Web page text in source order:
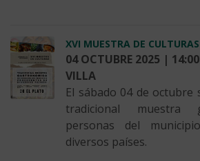
XVI MUESTRA DE CULTURAS
04 OCTUBRE 2025 |
VILLA
El sábado 04 de octubre
tradicional muestra
personas del
diversos países.